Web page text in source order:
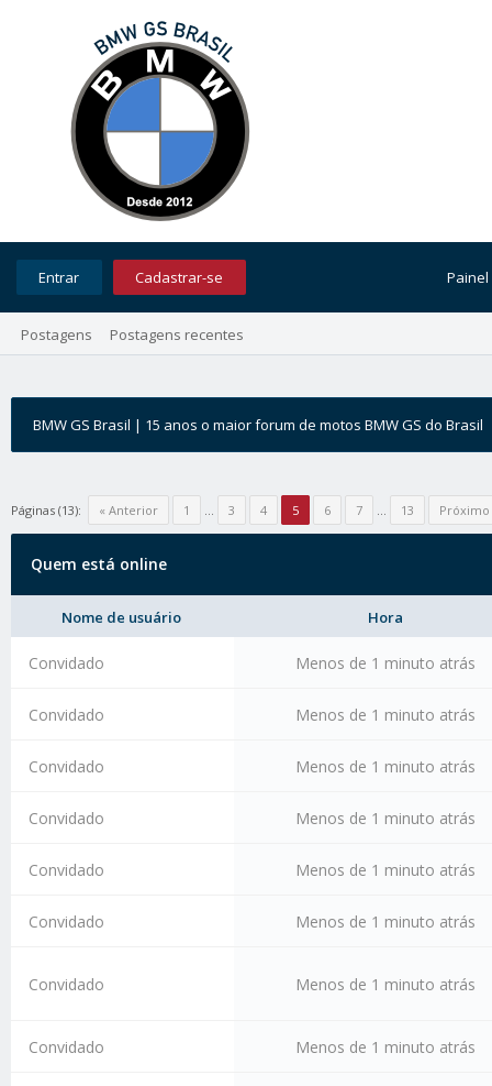
Entrar Cadastrar-se
Postagens Postagens recentes
BMW GS Brasil | 15 anos o maior forum de motos BMW GS do Brasil
Páginas (13): « Anterior 1 … 3 4 5 6 7 … 13 Próximo
Quem está online
Nome de usuário Hora
Convidado Menos de 1 minuto atrás
Convidado Menos de 1 minuto atrás
Convidado Menos de 1 minuto atrás
Convidado Menos de 1 minuto atrás
Convidado Menos de 1 minuto atrás
Convidado Menos de 1 minuto atrás
Convidado Menos de 1 minuto atrás
Convidado Menos de 1 minuto atrás